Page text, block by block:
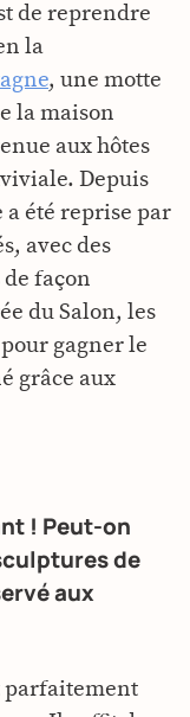
de reprendre
la
, une motte
la maison
aux hôtes
Depuis
a été reprise par
avec des
façon
du Salon, les
gagner le
grâce aux
! Peut-on
de
aux
parfaitement